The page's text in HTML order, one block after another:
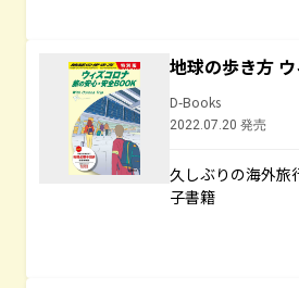
地球の歩き方
D-Books
2022.07.20 発売
久しぶりの海外旅
子書籍